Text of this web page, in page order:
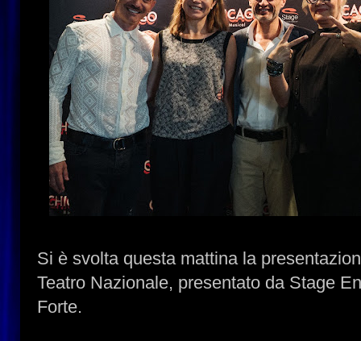
Si è svolta questa mattina la
Teatro Nazionale, presentato da Stage
Forte.